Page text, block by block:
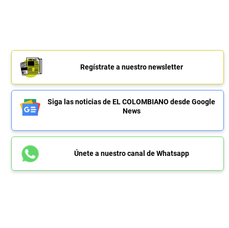
Regístrate a nuestro newsletter
Siga las noticias de EL COLOMBIANO desde Google
News
Únete a nuestro canal de Whatsapp